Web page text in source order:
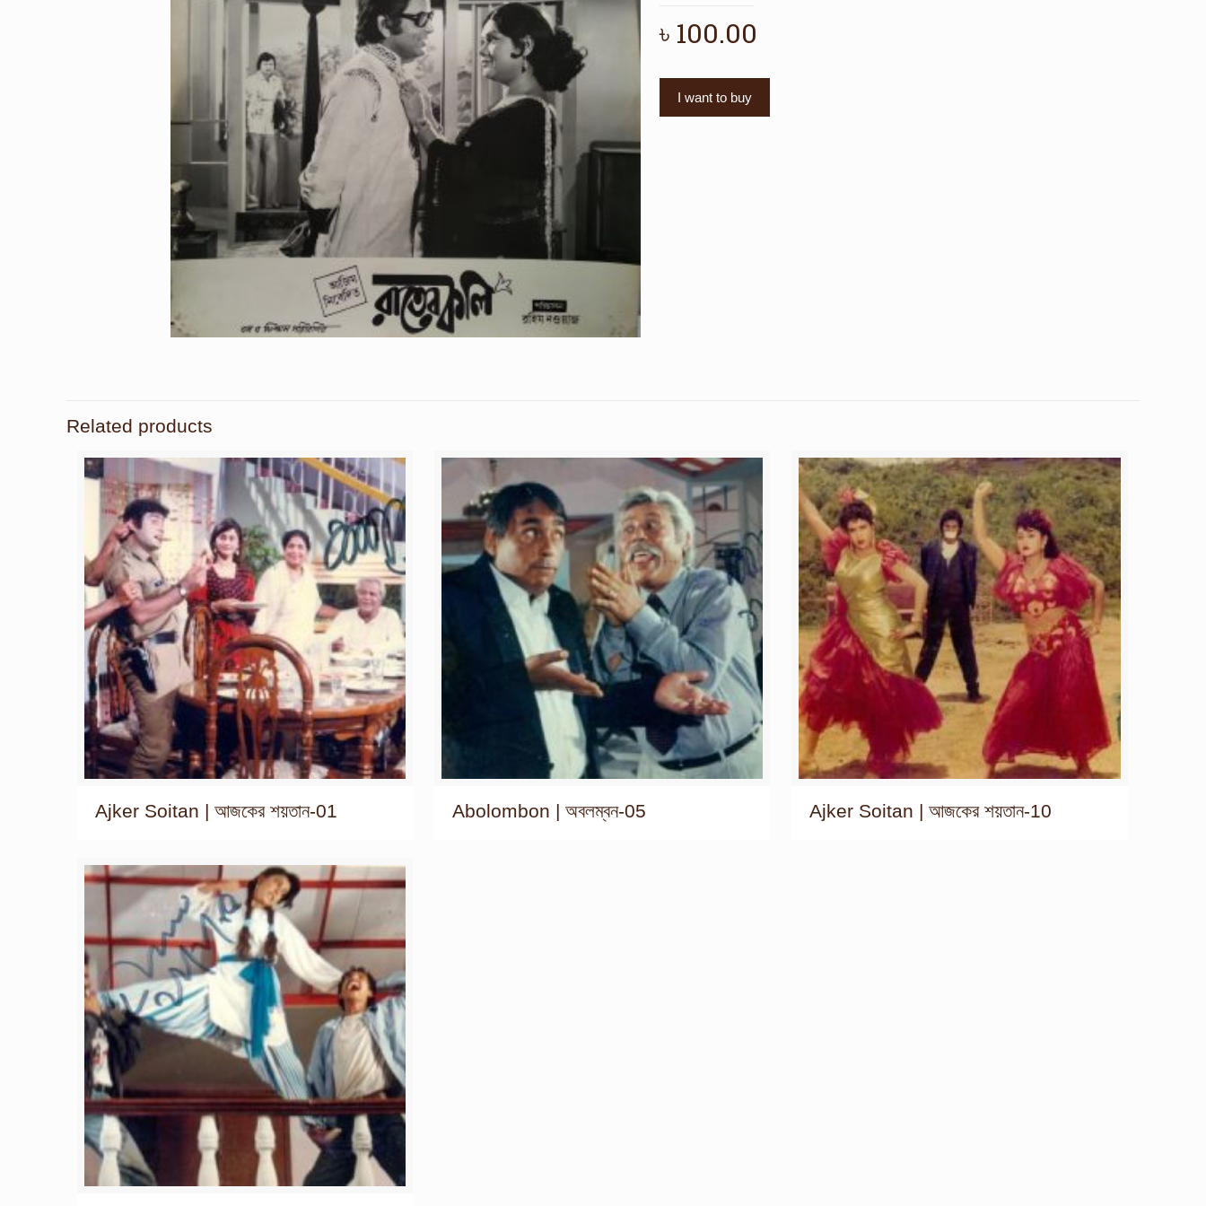
৳ 100.00
I want to buy
Related products
Ajker Soitan | আজকের শয়তান-01 Abolombon | অবলম্বন-05 Ajker Soitan | আজকের শয়তান-10